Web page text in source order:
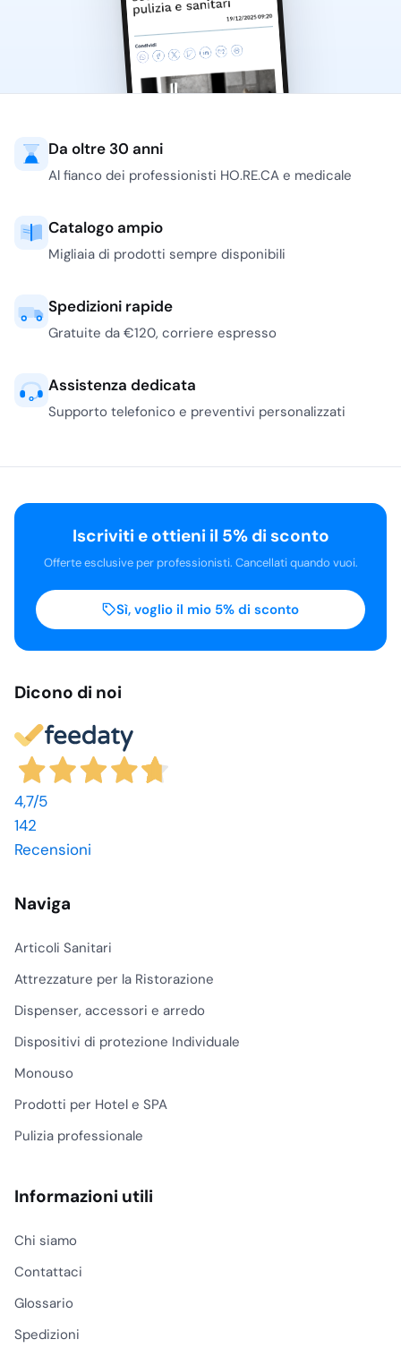
Da oltre 30 anni
Al fianco dei professionisti HO.RE.CA e medicale
Catalogo ampio
Migliaia di prodotti sempre disponibili
Spedizioni rapide
Gratuite da €120, corriere espresso
Assistenza dedicata
Supporto telefonico e preventivi personalizzati
Dicono di noi
4,7/5
142
Recensioni
Naviga
Articoli Sanitari
Attrezzature per la Ristorazione
Dispenser, accessori e arredo
Dispositivi di protezione Individuale
Monouso
Prodotti per Hotel e SPA
Pulizia professionale
Informazioni utili
Chi siamo
Contattaci
Glossario
Spedizioni
Iscriviti e ottieni il 5% di sconto
Offerte esclusive per professionisti. Cancellati quando vuoi.
Sì, voglio il mio 5% di sconto